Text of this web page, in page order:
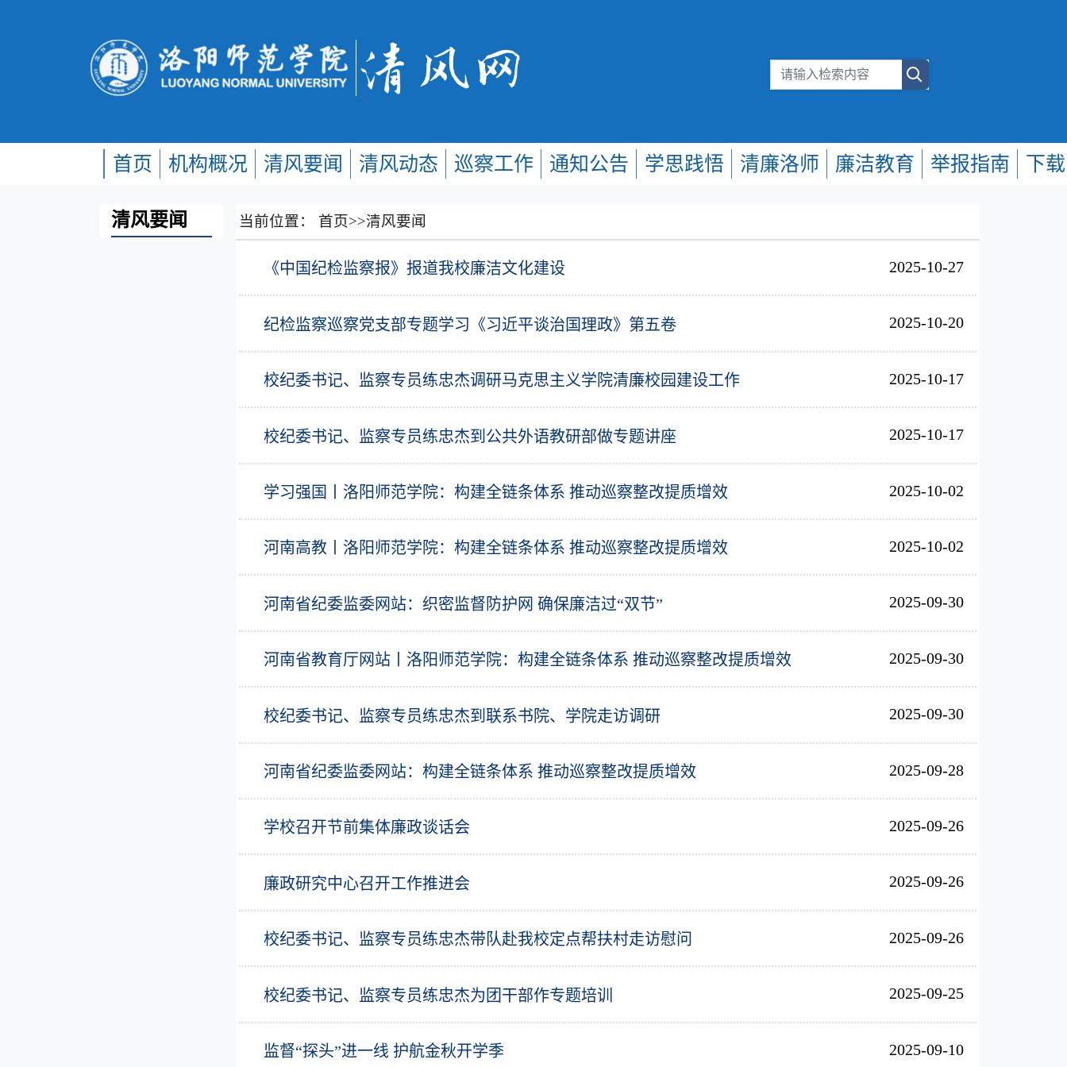
首页 机构概况 清风要闻 清风动态 巡察工作 通知公告 学思践悟 清廉洛师 廉洁教育 举报指南 下
清风要闻 当前位置： 首页>>清风要闻
《中国纪检监察报》报道我校廉洁文化建设 2025-10-27
纪检监察巡察党支部专题学习《习近平谈治国理政》第五卷 2025-10-20
校纪委书记、监察专员练忠杰调研马克思主义学院清廉校园建设工作 2025-10-17
校纪委书记、监察专员练忠杰到公共外语教研部做专题讲座 2025-10-17
学习强国丨洛阳师范学院：构建全链条体系 推动巡察整改提质增效 2025-10-02
河南高教丨洛阳师范学院：构建全链条体系 推动巡察整改提质增效 2025-10-02
河南省纪委监委网站：织密监督防护网 确保廉洁过“双节” 2025-09-30
河南省教育厅网站丨洛阳师范学院：构建全链条体系 推动巡察整改提质增效 2025-09-30
校纪委书记、监察专员练忠杰到联系书院、学院走访调研 2025-09-30
河南省纪委监委网站：构建全链条体系 推动巡察整改提质增效 2025-09-28
学校召开节前集体廉政谈话会 2025-09-26
廉政研究中心召开工作推进会 2025-09-26
校纪委书记、监察专员练忠杰带队赴我校定点帮扶村走访慰问 2025-09-26
校纪委书记、监察专员练忠杰为团干部作专题培训 2025-09-25
监督“探头”进一线 护航金秋开学季 2025-09-10